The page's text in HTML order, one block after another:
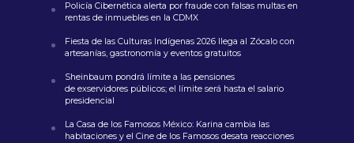
Policía Cibernética alerta por fraude con falsas multas en
rentas de inmuebles en la CDMX
Fiesta de las Culturas Indígenas 2026 llega al Zócalo con
artesanías, gastronomía y eventos gratuitos
Sheinbaum pondrá límite a las pensiones
de exservidores públicos; el límite será hasta el salario
presidencial
La Casa de los Famosos México: Karina cambia las
habitaciones y el Cine de los Famosos desata reacciones